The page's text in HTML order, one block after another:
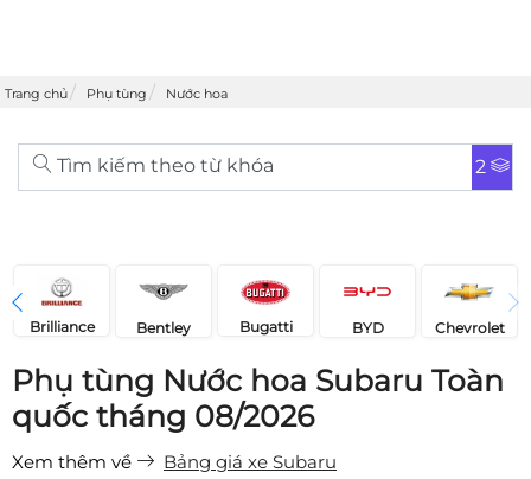
Trang chủ Phụ tùng Nước hoa
Tìm kiếm theo từ khóa 2
Brilliance Bentley Bugatti BYD Chevrolet
Phụ tùng Nước hoa Subaru Toàn
quốc tháng 08/2026
Xem thêm về
Bảng giá xe Subaru